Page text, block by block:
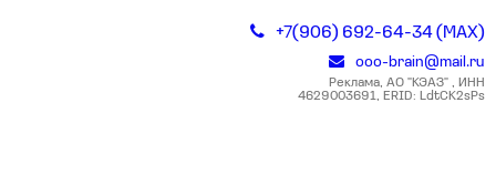
+7(906) 692-64-34 (MAX)
ooo-brain@mail.ru
Реклама, АО "КЭАЗ" , ИНН
4629003691, ERID: LdtCK2sPs